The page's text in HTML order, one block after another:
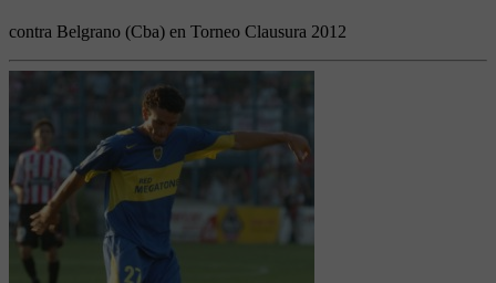
contra Belgrano (Cba) en Torneo Clausura 2012